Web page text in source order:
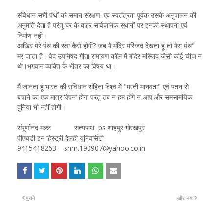
संविधान सभी पंथों को समान संरक्षण' एवं स्वतंत्रता पूर्वक उसके अनुपालन की
अनुमति देता है परंतु घर के बाहर सार्वजनिक स्थानों पर इनकी स्थापना एवं
निर्माण नहीं।
आखिर मेरे पंथ की रक्षा कैसे होगी? जब मैं मंदिर मस्जिद देखता हूं तो मेरा पंथ"
मर जाता है। वेद उपनिषद गीता रामायण कॉल में मंदिर मस्जिद जैसी कोई चीज न
थी।भगवान व्यक्ति के भीतर का विषय था।
मैं जानता हूं भारत की संविधान संहिता विश्व में "मरती मानवता" एवं पतन से
बचाने का एक मात्र"वेपन"होगा परंतु तब न हम होंगे न आप,और समसामयिक
दुनिया भी नहीं होगी।
संपूर्णानंद मल्ल सत्यपाथ ps शाहपुर गोरखपुर
पीएचडी इन हिस्ट्री,देलही यूनिवर्सिटी
9415418263 snm.190907@yahoo.co.in
और नया
पुराने